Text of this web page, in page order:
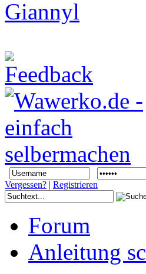
Vergessen? | Registrieren
Forum
Anleitung